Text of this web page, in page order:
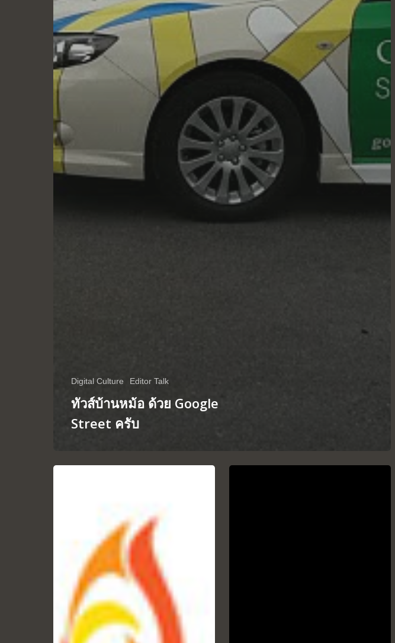
Digital Culture Editor Talk
ทัวส์บ้านหม้อ ด้วย Google
Street ครับ